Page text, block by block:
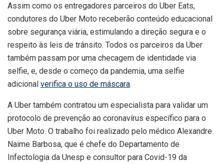
Assim como os entregadores parceiros do Uber Eats,
condutores do Uber Moto receberão conteúdo educacional
sobre segurança viária, estimulando a direção segura e o
respeito às leis de trânsito. Todos os parceiros da Uber
também passam por uma checagem de identidade via
selfie, e, desde o começo da pandemia, uma selfie
adicional verifica o uso de máscara.
A Uber também contratou um especialista para validar um
protocolo de prevenção ao coronavírus específico para o
Uber Moto. O trabalho foi realizado pelo médico Alexandre
Naime Barbosa, que é chefe do Departamento de
Infectologia da Unesp e consultor para Covid-19 da